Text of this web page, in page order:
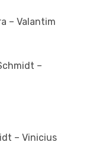
– Valantim
–
– Vinicius